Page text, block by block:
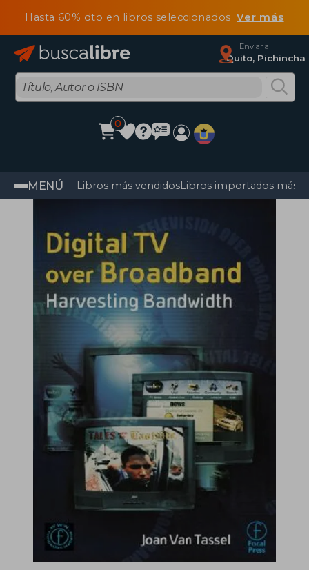
Hasta 60% dto en libros seleccionadosVer más
Enviar a
Quito, Pichincha
0
MENÚ Libros más vendidosLibros importados más